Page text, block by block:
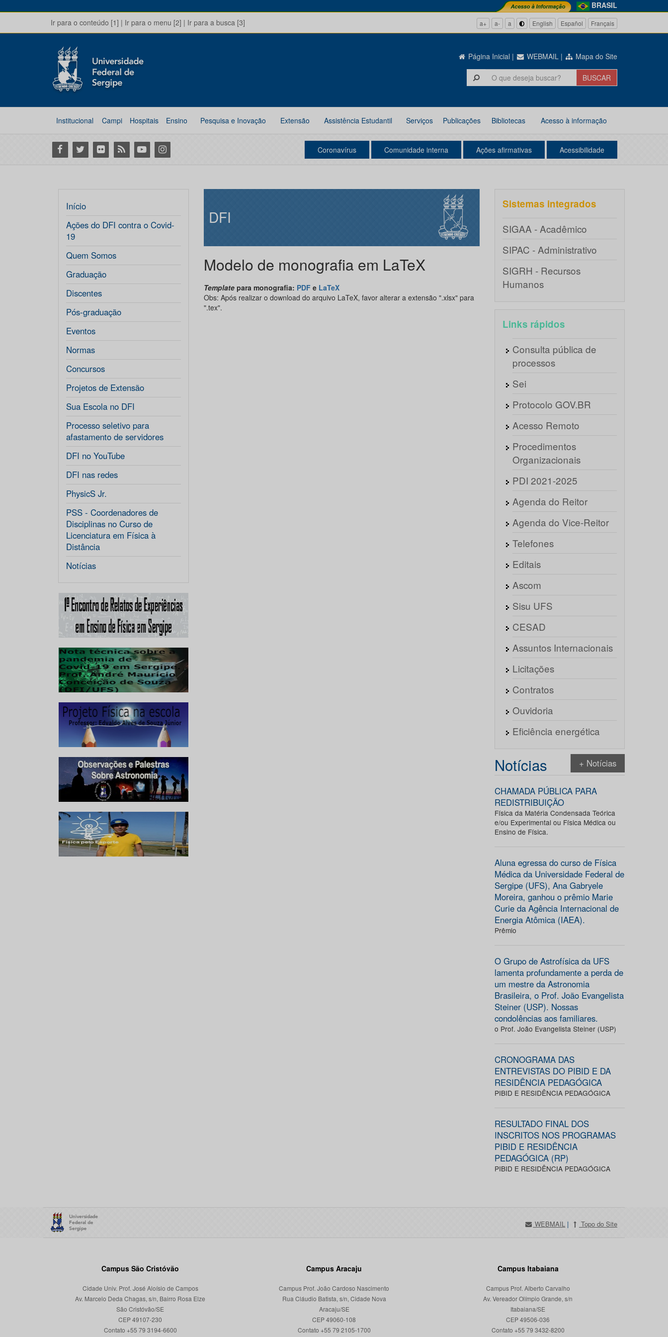
BRASIL
Ir para o conteúdo [1] | Ir para o menu [2] | Ir para a busca [3] a+ a- a English Español Français
Página Inicial | WEBMAIL | Mapa do Site
Institucional Campi Hospitais Ensino Pesquisa e Inovação Extensão Assistência Estudantil Serviços Publicações Bibliotecas Acesso à informação
Facebook
Twitter Flickr RSS YoutubeInstagram Coronavírus Comunidade interna Ações afirmativas Acessibilidade
Início
Ações do DFI contra o Covid-
19
Quem Somos
Graduação
Discentes
Pós-graduação
Eventos
Normas
Concursos
Projetos de Extensão
Sua Escola no DFI
Processo seletivo para
afastamento de servidores
DFI no YouTube
DFI nas redes
PhysicS Jr.
PSS - Coordenadores de
Disciplinas no Curso de
Licenciatura em Física à
Distância
Notícias
DFI
Modelo de monografia em LaTeX
Templatepara monografia: PDFe LaTeX
Obs: Após realizar o download do arquivo LaTeX, favor alterar a extensão ".xlsx" para
".tex".
Sistemas integrados
SIGAA - Acadêmico
SIPAC - Administrativo
SIGRH - Recursos
Humanos
Links rápidos
Consulta pública de
processos
Sei
Protocolo GOV.BR
Acesso Remoto
Procedimentos
Organizacionais
PDI 2021-2025
Agenda do Reitor
Agenda do Vice-Reitor
Telefones
Editais
Ascom
Sisu UFS
CESAD
Assuntos Internacionais
Licitações
Contratos
Ouvidoria
Eficiência energética
Notícias + Notícias
CHAMADA PÚBLICA PARA
REDISTRIBUIÇÃO
Física da Matéria Condensada Teórica
e/ou Experimental ou Física Médica ou
Ensino de Física.
Aluna egressa do curso de Física
Médica da Universidade Federal de
Sergipe (UFS), Ana Gabryele
Moreira, ganhou o prêmio Marie
Curie da Agência Internacional de
Energia Atômica (IAEA).
Prêmio
O Grupo de Astrofísica da UFS
lamenta profundamente a perda de
um mestre da Astronomia
Brasileira, o Prof. João Evangelista
Steiner (USP). Nossas
condolências aos familiares.
o Prof. João Evangelista Steiner (USP)
CRONOGRAMA DAS
ENTREVISTAS DO PIBID E DA
RESIDÊNCIA PEDAGÓGICA
PIBID E RESIDÊNCIA PEDAGÓGICA
RESULTADO FINAL DOS
INSCRITOS NOS PROGRAMAS
PIBID E RESIDÊNCIA
PEDAGÓGICA (RP)
PIBID E RESIDÊNCIA PEDAGÓGICA
WEBMAIL | Topo do Site
Campus São Cristóvão
Cidade Univ. Prof. José Aloísio de Campos
Av. Marcelo Deda Chagas, s/n, Bairro Rosa Elze
São Cristóvão/SE
CEP 49107-230
Campus Aracaju
Campus Prof. João Cardoso Nascimento
Rua Cláudio Batista, s/n, Cidade Nova
Aracaju/SE
CEP 49060-108
Campus Itabaiana
Campus Prof. Alberto Carvalho
Av. Vereador Olímpio Grande, s/n
Itabaiana/SE
CEP 49506-036